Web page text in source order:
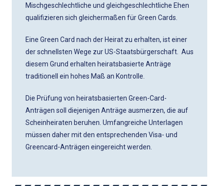
Mischgeschlechtliche und gleichgeschlechtliche Ehen
qualifizieren sich gleichermaßen für Green Cards.
Eine Green Card nach der Heirat zu erhalten, ist einer
der schnellsten Wege zur US-Staatsbürgerschaft. Aus
diesem Grund erhalten heiratsbasierte Anträge
traditionell ein hohes Maß an Kontrolle.
Die Prüfung von heiratsbasierten Green-Card-
Anträgen soll diejenigen Anträge ausmerzen, die auf
Scheinheiraten beruhen. Umfangreiche Unterlagen
müssen daher mit den entsprechenden Visa- und
Greencard-Anträgen eingereicht werden.